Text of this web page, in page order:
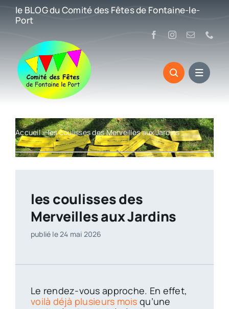
Passer
contenu
le BLOG du Comité des Fêtes de Fontaine-le-
Port
Accueil»les coulisses des Merveilles aux Jardins
les coulisses des
Merveilles aux Jardins
publié le 24 mai 2026
Le rendez-vous approche. En effet,
voilà déjà plusieurs mois qu’une